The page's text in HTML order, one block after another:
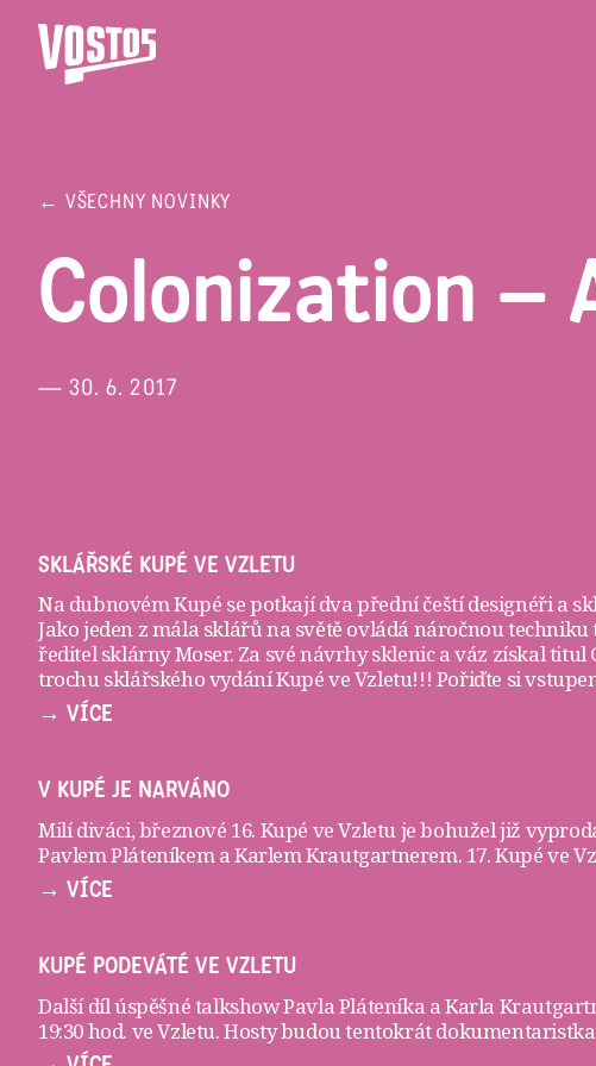
← VŠECHNY NOVINKY
Colonization –
— 30. 6. 2017
SKLÁŘSKÉ KUPÉ VE VZLETU
Na dubnovém Kupé se potkají dva přední čeští designéři a
Jako jeden z mála sklářů na světě ovládá náročnou
ředitel sklárny Moser. Za své návrhy sklenic a váz získal titul
trochu sklářského vydání Kupé ve Vzletu!!! Pořiďte si
→ VÍCE
V KUPÉ JE NARVÁNO
Milí diváci, březnové 16. Kupé ve Vzletu je bohužel již
Pavlem Pláteníkem a Karlem Krautgartnerem. 17. Kupé ve
→ VÍCE
KUPÉ PODEVÁTÉ VE VZLETU
Další díl úspěšné talkshow Pavla Pláteníka a Karla
19:30 hod. veVzletu. Hosty budou tentokrát